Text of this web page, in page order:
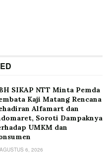
SIKAP NTT Minta Pemda
Kaji Matang Rencana
Alfamart dan
Soroti Dampaknya
UMKM dan
AGUSTUS 6, 2026